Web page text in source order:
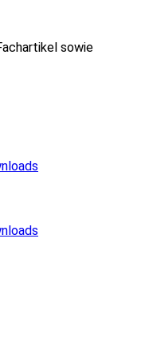
sowie